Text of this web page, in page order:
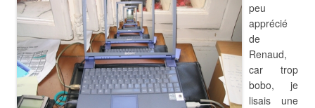
peu
apprécié
de
Renaud,
car trop
bobo, je
lisais une